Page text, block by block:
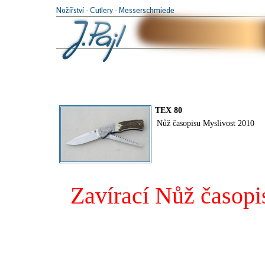
TEX 80
Nůž časopisu Myslivost 2010
Zavírací Nůž